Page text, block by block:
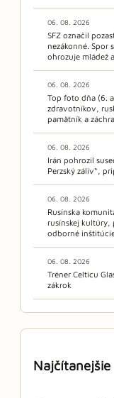
06. 08. 2026
SFZ označil
nezákonné. Spor
ohrozuje mládež
06. 08. 2026
Top foto dňa (6.
zdravotníkov,
pamätník a
06. 08. 2026
Irán pohrozil
Perzský záliv“,
06. 08. 2026
Rusínska
rusínskej
odborné
06. 08. 2026
Tréner Celticu
zákrok
Najčítanejšie